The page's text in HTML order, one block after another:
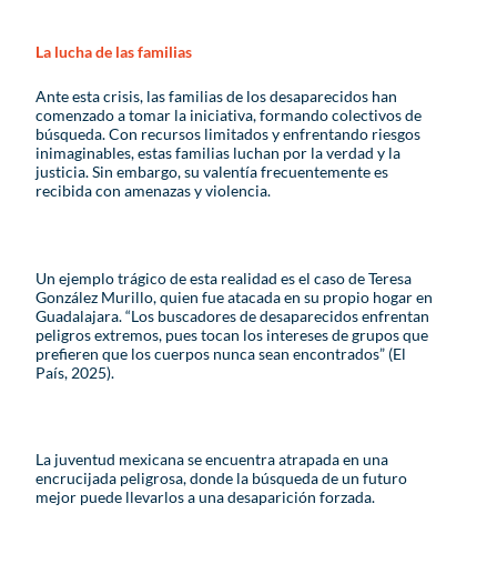
La lucha de las familias
Ante esta crisis, las familias de los desaparecidos han
comenzado a tomar la iniciativa, formando colectivos de
búsqueda. Con recursos limitados y enfrentando riesgos
inimaginables, estas familias luchan por la verdad y la
justicia. Sin embargo, su valentía frecuentemente es
recibida con amenazas y violencia.
Un ejemplo trágico de esta realidad es el caso de Teresa
González Murillo, quien fue atacada en su propio hogar en
Guadalajara. “Los buscadores de desaparecidos enfrentan
peligros extremos, pues tocan los intereses de grupos que
prefieren que los cuerpos nunca sean encontrados” (El
País, 2025).
La juventud mexicana se encuentra atrapada en una
encrucijada peligrosa, donde la búsqueda de un futuro
mejor puede llevarlos a una desaparición forzada.